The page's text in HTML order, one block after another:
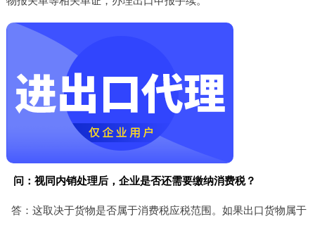
问：视同内销处理后，企业是否还需要缴纳消费税？
答：这取决于货物是否属于消费税应税范围。如果出口货物属于